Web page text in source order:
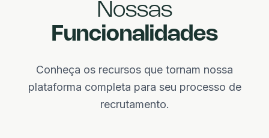
Nossas
Funcionalidades
Conheça os recursos que tornam nossa
plataforma completa para seu processo de
recrutamento.